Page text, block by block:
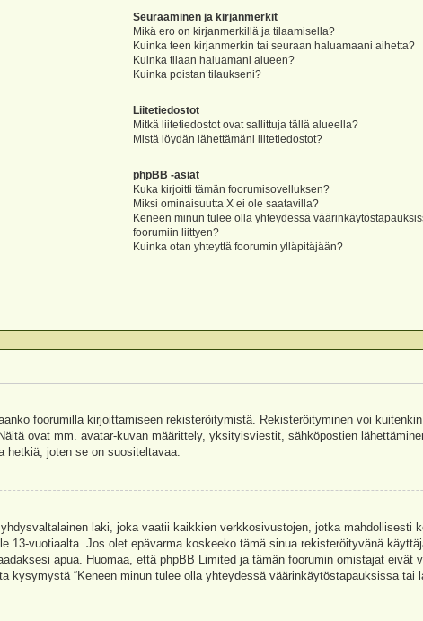
Seuraaminen ja kirjanmerkit
Mikä ero on kirjanmerkillä ja tilaamisella?
Kuinka teen kirjanmerkin tai seuraan haluamaani aihetta?
Kuinka tilaan haluamani alueen?
Kuinka poistan tilaukseni?
Liitetiedostot
Mitkä liitetiedostot ovat sallittuja tällä alueella?
Mistä löydän lähettämäni liitetiedostot?
phpBB -asiat
Kuka kirjoitti tämän foorumisovelluksen?
Miksi ominaisuutta X ei ole saatavilla?
Keneen minun tulee olla yhteydessä
foorumiin liittyen?
Kuinka otan yhteyttä foorumin ylläpitäjään?
foorumilla kirjoittamiseen rekisteröitymistä. Rekisteröityminen voi
ovat mm. avatar-kuvan määrittely, yksityisviestit, sähköpostien
hetkiä, joten se on suositeltavaa.
laki, joka vaatii kaikkien verkkosivustojen, jotka mahdollisesti
13-vuotiaalta. Jos olet epävarma koskeeko tämä sinua rekisteröityvänä
apua. Huomaa, että phpBB Limited ja tämän foorumin omistajat eivät
kysymystä “Keneen minun tulee olla yhteydessä väärinkäytöstapauksissa tai